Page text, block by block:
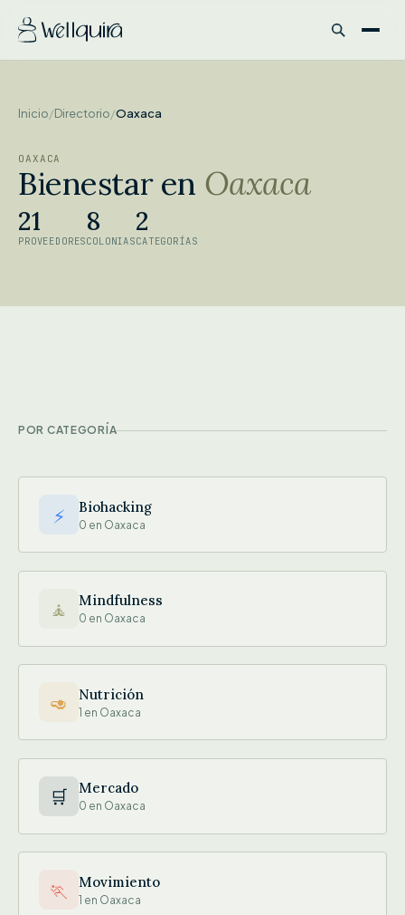
Inicio/Directorio/Oaxaca
OAXACA
Bienestar en Oaxaca
21
PROVEEDORES
8
COLONIAS
2
CATEGORÍAS
POR CATEGORÍA
⚡ Biohacking
0 en Oaxaca
🧘 Mindfulness
0 en Oaxaca
🥑 Nutrición
1 en Oaxaca
🛒 Mercado
0 en Oaxaca
🏃 Movimiento
1 en Oaxaca